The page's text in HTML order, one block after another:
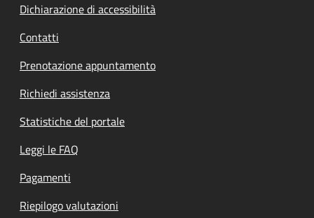
Dichiarazione di accessibilità
Contatti
Prenotazione appuntamento
Richiedi assistenza
Statistiche del portale
Leggi le FAQ
Pagamenti
Riepilogo valutazioni